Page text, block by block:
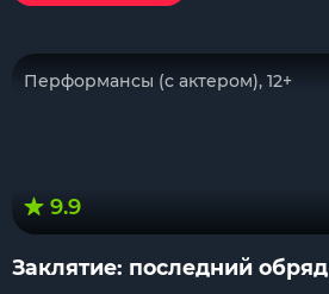
Перформансы (с актером), 12+
9.9
Заклятие: последний обряд